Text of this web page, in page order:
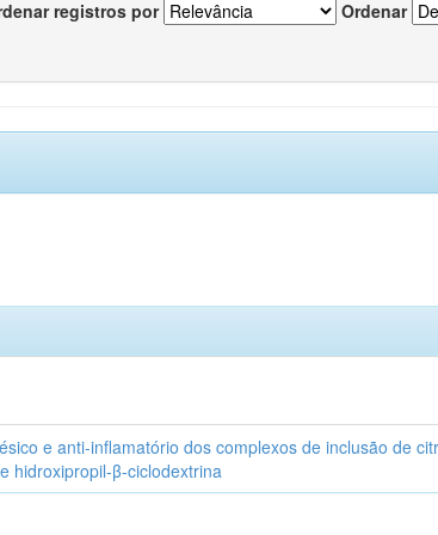
registros por Ordenar
e anti-inflamatório dos complexos de inclusão de
hidroxipropil-β-ciclodextrina